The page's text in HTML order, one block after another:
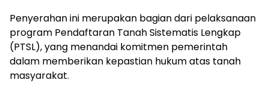
Penyerahan ini merupakan bagian dari pelaksanaan
program Pendaftaran Tanah Sistematis Lengkap
(PTSL), yang menandai komitmen pemerintah
dalam memberikan kepastian hukum atas tanah
masyarakat.